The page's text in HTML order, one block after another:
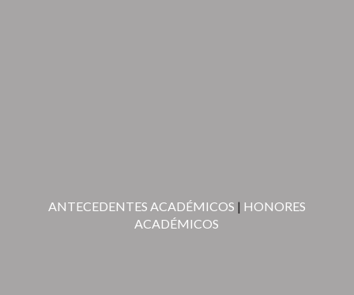
ANTECEDENTES ACADÉMICOS | HONORES
ACADÉMICOS